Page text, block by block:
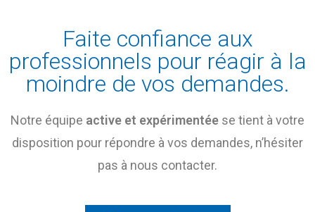
Faite confiance aux
professionnels pour réagir à la
moindre de vos demandes.
Notre équipe active et expérimentée se tient à votre
disposition pour répondre à vos demandes, n’hésiter
pas à nous contacter.